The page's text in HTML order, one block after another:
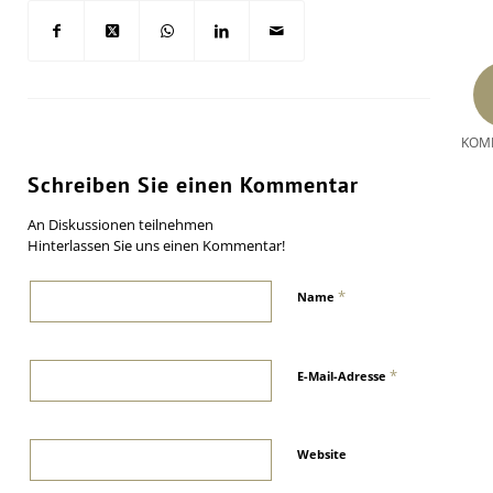
Schreiben Sie einen Kommentar
An Diskussionen teilnehmen
Hinterlassen Sie uns einen Kommentar!
Name *
E-Mail-Adresse *
Website